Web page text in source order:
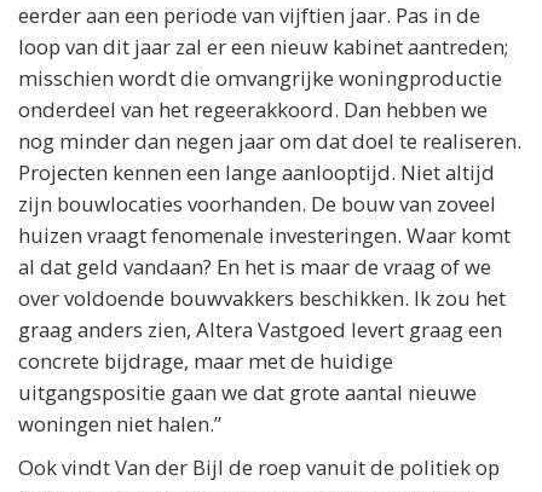
eerder aan een periode van vijftien jaar. Pas in de
loop van dit jaar zal er een nieuw kabinet aantreden;
misschien wordt die omvangrijke woningproductie
onderdeel van het regeerakkoord. Dan hebben we
nog minder dan negen jaar om dat doel te realiseren.
Projecten kennen een lange aanlooptijd. Niet altijd
zijn bouwlocaties voorhanden. De bouw van zoveel
huizen vraagt fenomenale investeringen. Waar komt
al dat geld vandaan? En het is maar de vraag of we
over voldoende bouwvakkers beschikken. Ik zou het
graag anders zien, Altera Vastgoed levert graag een
concrete bijdrage, maar met de huidige
uitgangspositie gaan we dat grote aantal nieuwe
woningen niet halen.”
Ook vindt Van der Bijl de roep vanuit de politiek op